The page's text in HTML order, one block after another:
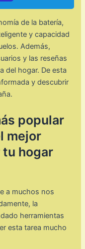
de la batería,
y capacidad
Además,
y las reseñas
del hogar. De esta
y descubrir
popular
mejor
tu hogar
a muchos nos
la
herramientas
esta tarea mucho